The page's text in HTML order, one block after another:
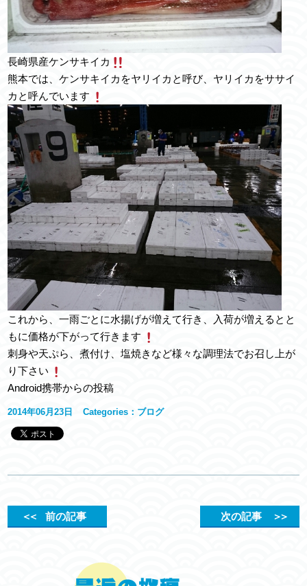
長崎県産ケンサキイカ
熊本では、ケンサキイカをヤリイカと呼び、ヤリイカをササイ
カと呼んでいます
これから、一雨ごとに水揚げが増えて行き、入荷が増えるとと
もに価格が下がって行きます
刺身や天ぷら、煮付け、塩焼きなど様々な調理法でお召し上が
り下さい
Android携帯からの投稿
2014年06月23日 Categories： ブログ
＜＜前の記事 次の記事 ＞＞